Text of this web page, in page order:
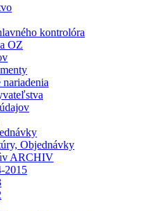
kontrolóra
OZ
nariadenia
Objednávky
ARCHIV
2015